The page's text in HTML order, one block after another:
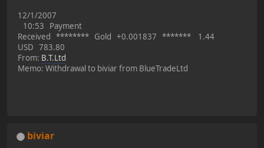
12/1/2007
10:53 Payment
Received ******** Gold +0.001837 ******* 1.44
USD 783.80
From: B.T.Ltd
Memo: Withdrawal to biviar from BlueTradeLtd
biviar